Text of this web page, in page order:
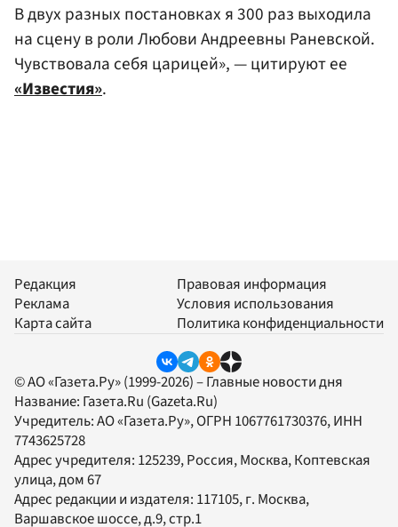
В двух разных постановках я 300 раз выходила
на сцену в роли Любови Андреевны Раневской.
Чувствовала себя царицей», — цитируют ее
«Известия».
Редакция
Реклама
Карта сайта
Правовая информация
Условия использования
Политика конфиденциальности
© АО «Газета.Ру» (1999-2026) – Главные новости дня
Название: Газета.Ru (Gazeta.Ru)
Учредитель:АО «Газета.Ру», ОГРН 1067761730376, ИНН
7743625728
Адрес учредителя: 125239, Россия, Москва, Коптевская
улица, дом 67
Адрес редакции и издателя: 117105, г. Москва,
Варшавское шоссе, д.9, стр.1